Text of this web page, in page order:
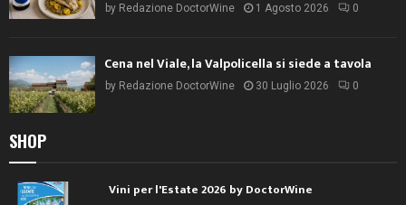
by Redazione DoctorWine 1 Agosto 2026 0
Cena nel Viale, la Valpolicella si siede a tavola
by Redazione DoctorWine 30 Luglio 2026 0
SHOP
Vini per l'Estate 2026 by DoctorWine